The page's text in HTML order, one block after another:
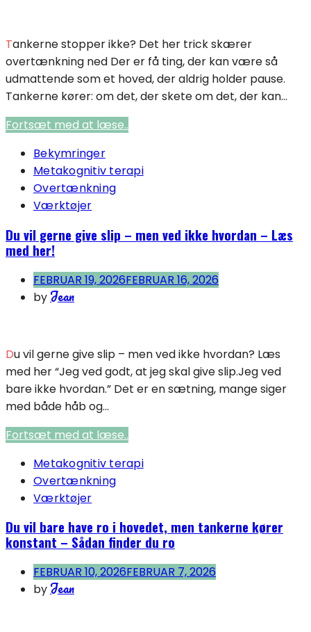
Tankerne stopper ikke? Det her trick skærer
overtænkning ned Der er få ting, der kan være så
udmattende som et hoved, der aldrig holder pause.
Tankerne kører: om det, der skete om det, der kan...
Fortsæt med at læse..
Bekymringer
Metakognitiv terapi
Overtænkning
Værktøjer
Du vil gerne give slip – men ved ikke hvordan – Læs
med her!
FEBRUAR 19, 2026FEBRUAR 16, 2026
by Jean
Du vil gerne give slip – men ved ikke hvordan? Læs
med her “Jeg ved godt, at jeg skal give slip.Jeg ved
bare ikke hvordan.” Det er en sætning, mange siger
med både håb og...
Fortsæt med at læse..
Metakognitiv terapi
Overtænkning
Værktøjer
Du vil bare have ro i hovedet, men tankerne kører
konstant – Sådan finder du ro
FEBRUAR 10, 2026FEBRUAR 7, 2026
by Jean